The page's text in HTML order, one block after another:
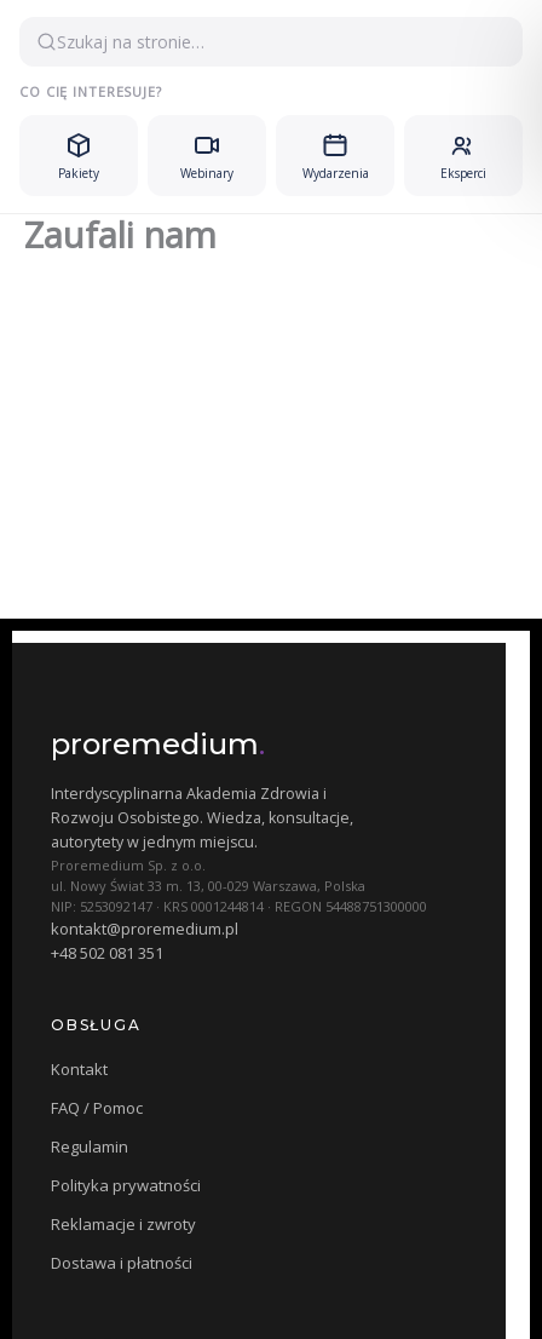
Szukaj na stronie…
CO CIĘ INTERESUJE?
Pakiety Webinary Wydarzenia Eksperci
Zaufali nam
proremedium.
Interdyscyplinarna Akademia Zdrowia i
Rozwoju Osobistego. Wiedza, konsultacje,
autorytety w jednym miejscu.
Proremedium Sp. z o.o.
ul. Nowy Świat 33 m. 13, 00-029 Warszawa, Polska
NIP: 5253092147 · KRS 0001244814 · REGON 54488751300000
kontakt@proremedium.pl
+48 502 081 351
OBSŁUGA
Kontakt
FAQ / Pomoc
Regulamin
Polityka prywatności
Reklamacje i zwroty
Dostawa i płatności